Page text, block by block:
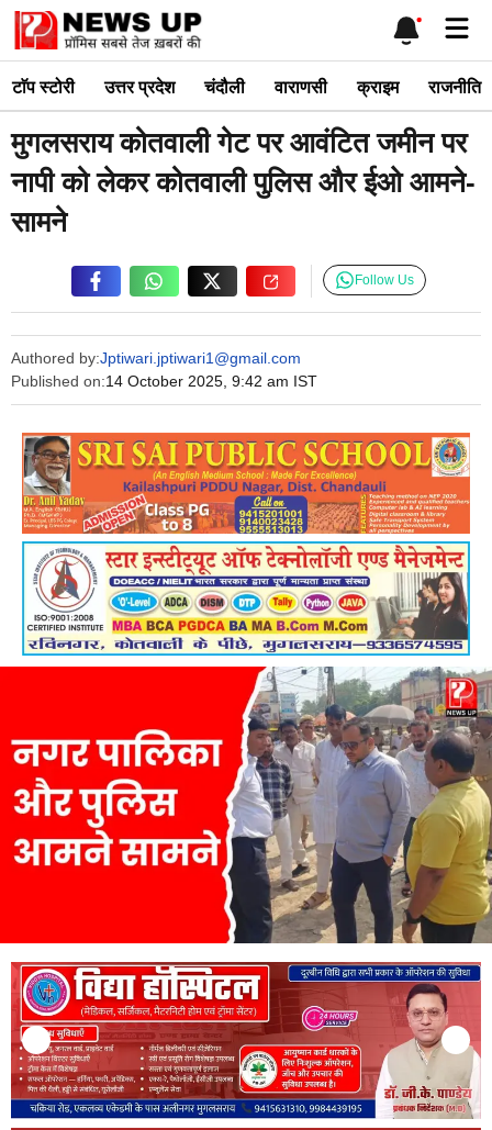
Skip
content
टाॅप स्टोरी उत्तर प्रदेश चंदौली वाराणसी क्राइम राजनीति
मुगलसराय कोतवाली गेट पर आवंटित जमीन पर
नापी को लेकर कोतवाली पुलिस और ईओ आमने-
सामने
Authored by:Jptiwari.jptiwari1@gmail.com
Published on:14 October 2025, 9:42 am IST
Follow Us